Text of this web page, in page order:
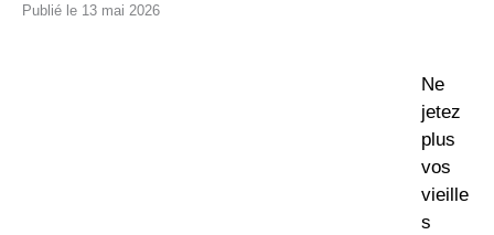
13 mai 2026
Ne
jetez
plus
vos
vieille
s